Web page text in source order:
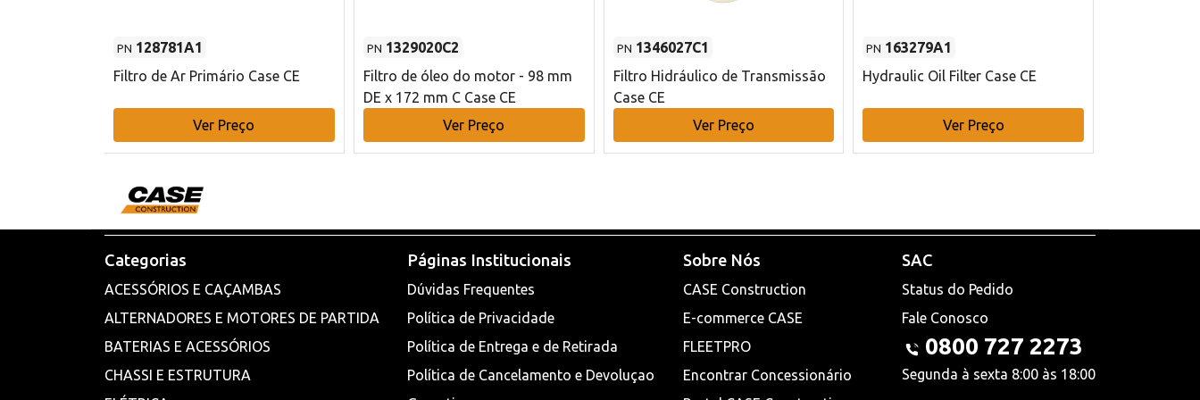
PN 128781A1
Filtro de Ar Primário Case CE
Ver Preço
PN 1329020C2
Filtro de óleo do motor - 98 mm
DE x 172 mm C Case CE
Ver Preço
PN 1346027C1
Filtro Hidráulico de Transmissão
Case CE
Ver Preço
PN 163279A1
Hydraulic Oil Filter Case CE
Ver Preço
Categorias
ACESSÓRIOS E CAÇAMBAS
ALTERNADORES E MOTORES DE PARTIDA
BATERIAS E ACESSÓRIOS
CHASSI E ESTRUTURA
Páginas Institucionais
Dúvidas Frequentes
Política de Privacidade
Política de Entrega e de Retirada
Política de Cancelamento e Devoluçao
Sobre Nós
CASE Construction
E-commerce CASE
FLEETPRO
Encontrar Concessionário
SAC
Status do Pedido
Fale Conosco
0800 727 2273
Segunda à sexta 8:00 às 18:00